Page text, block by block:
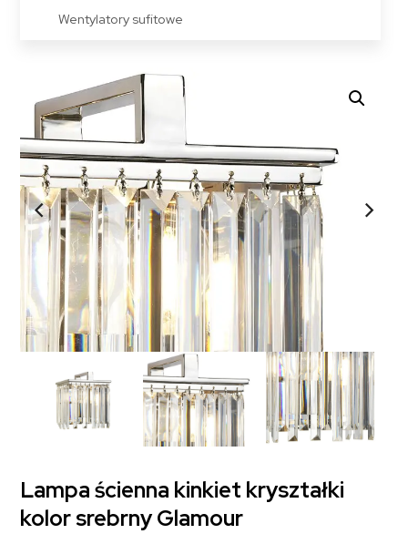
Wentylatory sufitowe
Lampa ścienna kinkiet kryształki
kolor srebrny Glamour